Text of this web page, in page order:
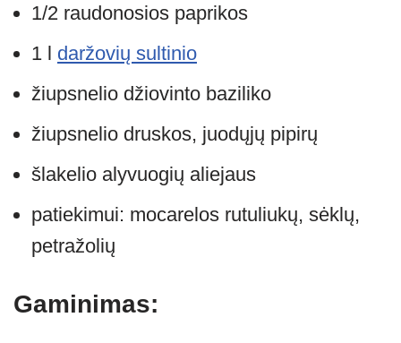
1/2 raudonosios paprikos
1 l daržovių sultinio
žiupsnelio džiovinto baziliko
žiupsnelio druskos, juodųjų pipirų
šlakelio alyvuogių aliejaus
patiekimui: mocarelos rutuliukų, sėklų,
petražolių
Gaminimas: